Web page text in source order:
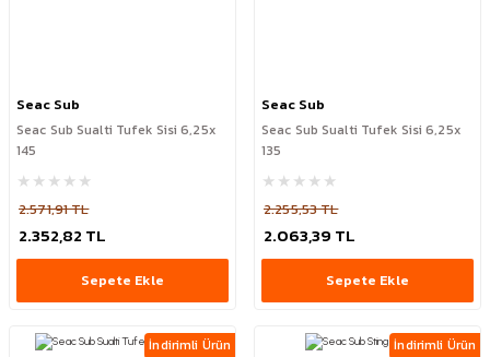
Seac Sub
Seac Sub Sualti Tufek Sisi 6,25x
145
2.571,91 TL
2.352,82 TL
Sepete Ekle
Seac Sub
Seac Sub Sualti Tufek Sisi 6,25x
135
2.255,53 TL
2.063,39 TL
Sepete Ekle
İndirimli Ürün İndirimli Ürün